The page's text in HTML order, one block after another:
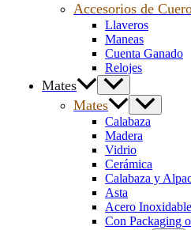
Accesorios de
Llaveros
Maneas
Cuenta Ganado
Relojes
Mates
Mates
Calabaza
Madera
Vidrio
Cerámica
Calabaza y
Asta
Acero
Con Packaging